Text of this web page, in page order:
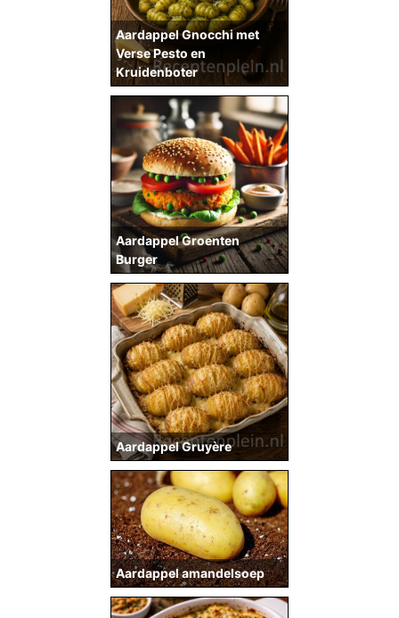
Aardappel amandelsoep
Aardappel Gnocchi met
Verse Pesto en
Kruidenboter
Aardappel Groenten
Burger
Aardappel Gruyère